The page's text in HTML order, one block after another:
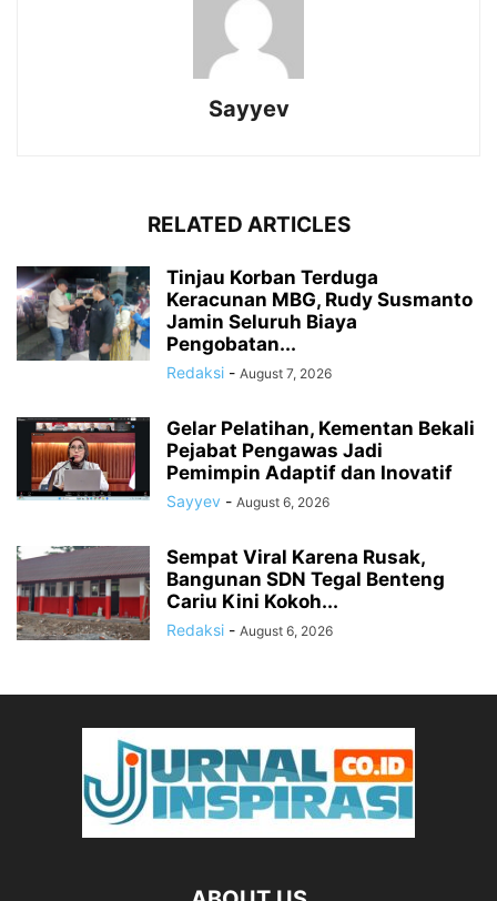
Sayyev
RELATED ARTICLES
Tinjau Korban Terduga
Keracunan MBG, Rudy Susmanto
Jamin Seluruh Biaya
Pengobatan...
Redaksi - August 7, 2026
Gelar Pelatihan, Kementan Bekali
Pejabat Pengawas Jadi
Pemimpin Adaptif dan Inovatif
Sayyev - August 6, 2026
Sempat Viral Karena Rusak,
Bangunan SDN Tegal Benteng
Cariu Kini Kokoh...
Redaksi - August 6, 2026